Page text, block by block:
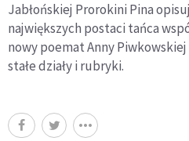
Jabłońskiej Prorokini Pina
największych postaci tańca
nowy poemat Anny Piwkowskiej
stałe działy i rubryki.